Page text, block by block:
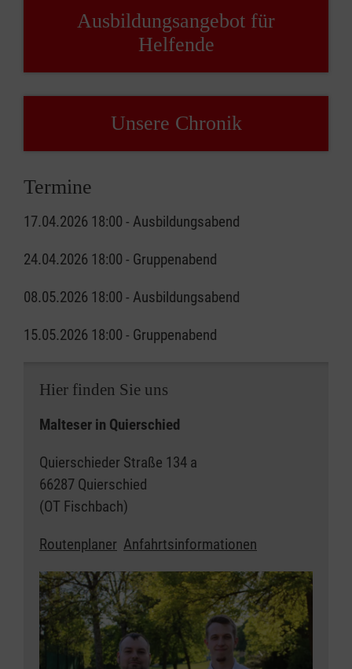
Ausbildungsangebot für
Helfende
Unsere Chronik
Termine
17.04.2026 18:00 - Ausbildungsabend
24.04.2026 18:00 - Gruppenabend
08.05.2026 18:00 - Ausbildungsabend
15.05.2026 18:00 - Gruppenabend
Hier finden Sie uns
Malteser in Quierschied
Quierschieder Straße 134 a
66287 Quierschied
(OT Fischbach)
Routenplaner Anfahrtsinformationen